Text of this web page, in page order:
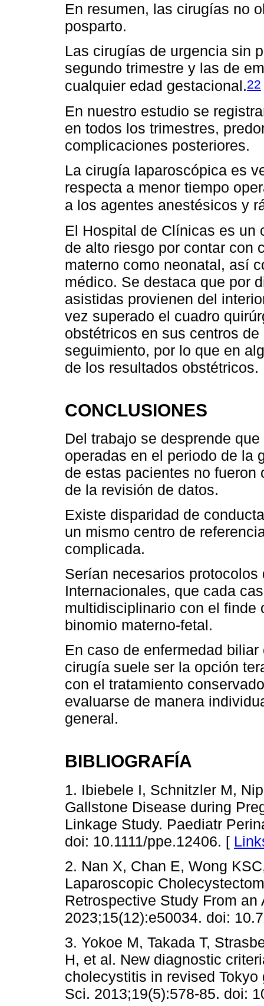
En resumen, las cirugías no
posparto.
Las cirugías de urgencia sin
segundo trimestre y las de
cualquier edad gestacional.22
En nuestro estudio se
en todos los trimestres,
complicaciones posteriores.
La cirugía laparoscópica es
respecta a menor tiempo
a los agentes anestésicos y
El Hospital de Clínicas es un
de alto riesgo por contar con
materno como neonatal, así
médico. Se destaca que por
asistidas provienen del
vez superado el cuadro
obstétricos en sus centros
seguimiento, por lo que en
de los resultados obstétricos.
CONCLUSIONES
Del trabajo se desprende
operadas en el periodo de la
de estas pacientes no
de la revisión de datos.
Existe disparidad de
un mismo centro de
complicada.
Serían necesarios
Internacionales, que cada
multidisciplinario con el finde
binomio materno-fetal.
En caso de enfermedad
cirugía suele ser la opción
con el tratamiento
evaluarse de manera
general.
BIBLIOGRAFÍA
1. Ibiebele I, Schnitzler M,
Gallstone Disease during
Linkage Study. Paediatr
doi: 10.1111/ppe.12406. [
2. Nan X, Chan E, Wong
Laparoscopic
Retrospective Study From
2023;15(12):e50034. doi:
3. Yokoe M, Takada T,
H, et al. New diagnostic
cholecystitis in revised
Sci. 2013;19(5):578-85. doi: